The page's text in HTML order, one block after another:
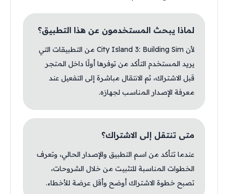
لماذا يبحث المستخدمون عن هذا التطبيق؟
لأن City Island 3: Building Sim من التطبيقات التي
يريد المستخدم التأكد من توفرها أولًا داخل المتجر
قبل الاشتراك، ثم الانتقال مباشرة إلى التفعيل عند
معرفة الإصدار المناسب لجهازه.
متى تنتقل إلى الاشتراك؟
عندما تتأكد من اسم التطبيق والإصدار الحالي، وتعرف
الخطوات المناسبة للتثبيت من خلال الشروحات،
تصبح خطوة الاشتراك أوضح وأقل عرضة للأخطاء.